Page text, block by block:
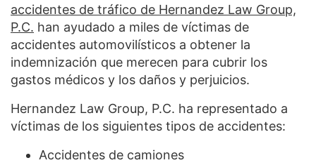
accidentes de tráfico de Hernandez Law Group,
P.C. han ayudado a miles de víctimas de
accidentes automovilísticos a obtener la
indemnización que merecen para cubrir los
gastos médicos y los daños y perjuicios.
Hernandez Law Group, P.C. ha representado a
víctimas de los siguientes tipos de accidentes:
Accidentes de camiones